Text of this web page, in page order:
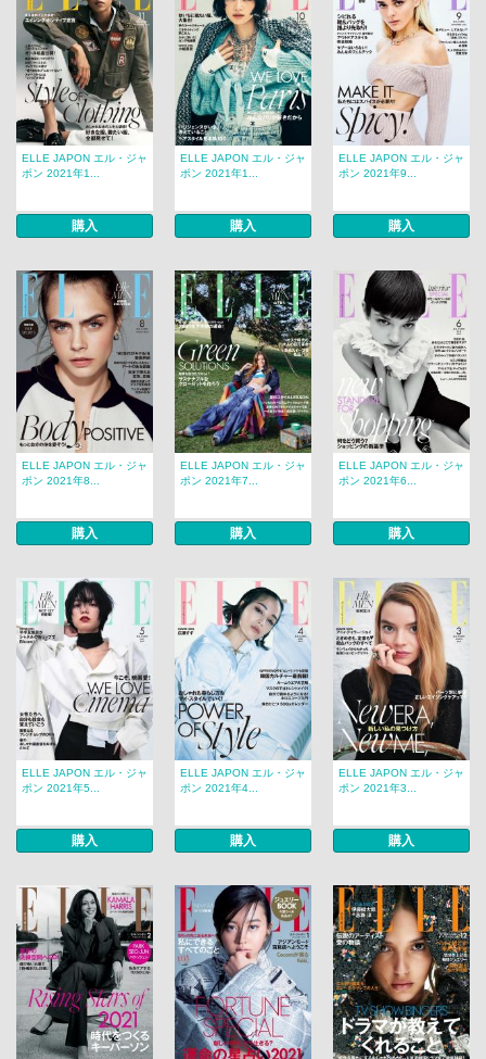
ELLE JAPON エル・ジャ
ポン 2021年1...
購入
ELLE JAPON エル・ジャ
ポン 2021年1...
購入
ELLE JAPON エル・ジャ
ポン 2021年9...
購入
ELLE JAPON エル・ジャ
ポン 2021年8...
購入
ELLE JAPON エル・ジャ
ポン 2021年7...
購入
ELLE JAPON エル・ジャ
ポン 2021年6...
購入
ELLE JAPON エル・ジャ
ポン 2021年5...
購入
ELLE JAPON エル・ジャ
ポン 2021年4...
購入
ELLE JAPON エル・ジャ
ポン 2021年3...
購入